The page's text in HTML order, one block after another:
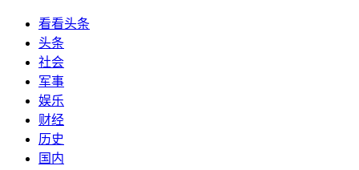
看看头条
头条
社会
军事
娱乐
财经
历史
国内